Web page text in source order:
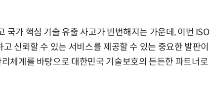
국가 핵심 기술 유출 사고가 빈번해지는 가운데, 이번 ISO
신뢰할 수 있는 서비스를 제공할 수 있는 중요한 발판이
체계를 바탕으로 대한민국 기술보호의 든든한 파트너로